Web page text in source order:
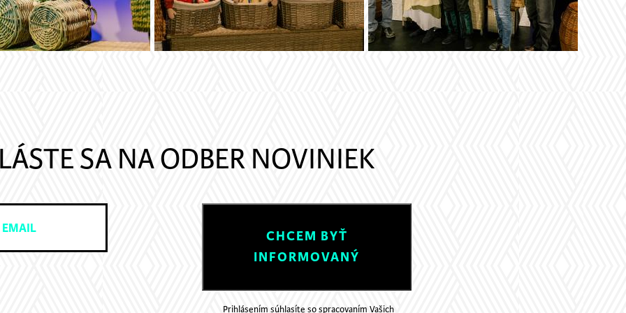
SA NA ODBER NOVINIEK
CHCEM BYŤ
INFORMOVANÝ
Prihlásením súhlasíte so spracovaním Vašich